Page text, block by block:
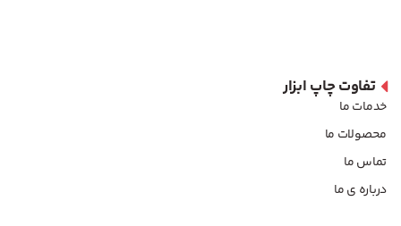
تفاوت چاپ ابزار
خدمات ما
محصولات ما
تماس ما
درباره ی ما